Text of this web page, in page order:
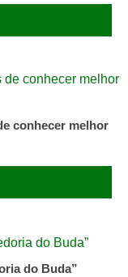
conhecer melhor
do Buda”